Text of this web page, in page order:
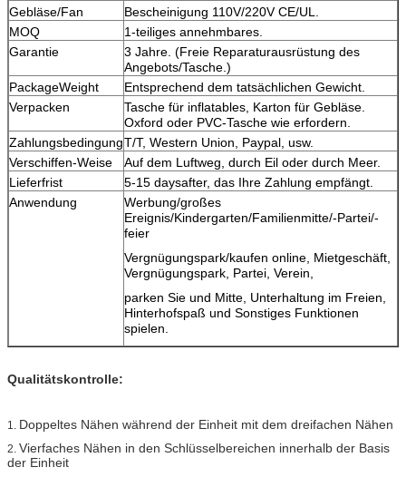
Gebläse/Fan
Bescheinigung 110V/220V CE/UL.
MOQ
1-teiliges annehmbares.
Garantie
3 Jahre. (Freie Reparaturausrüstung des
Angebots/Tasche.)
PackageWeight
Entsprechend dem tatsächlichen Gewicht.
Verpacken
Tasche für inflatables, Karton für Gebläse.
Oxford oder PVC-Tasche wie erfordern.
ZahlungsbedingungT/T, Western Union, Paypal, usw.
Verschiffen-Weise
Auf dem Luftweg, durch Eil oder durch Meer.
Lieferfrist
5-15 daysafter, das Ihre Zahlung empfängt.
Anwendung
Werbung/großes
Ereignis/Kindergarten/Familienmitte/-Partei/-
feier
Vergnügungspark/kaufen online, Mietgeschäft,
Vergnügungspark, Partei, Verein,
parken Sie und Mitte, Unterhaltung im Freien,
Hinterhofspaß und Sonstiges Funktionen
spielen.
Qualitätskontrolle:
1. Doppeltes Nähen während der Einheit mit dem dreifachen Nähen
2. Vierfaches Nähen in den Schlüsselbereichen innerhalb der Basis
der Einheit